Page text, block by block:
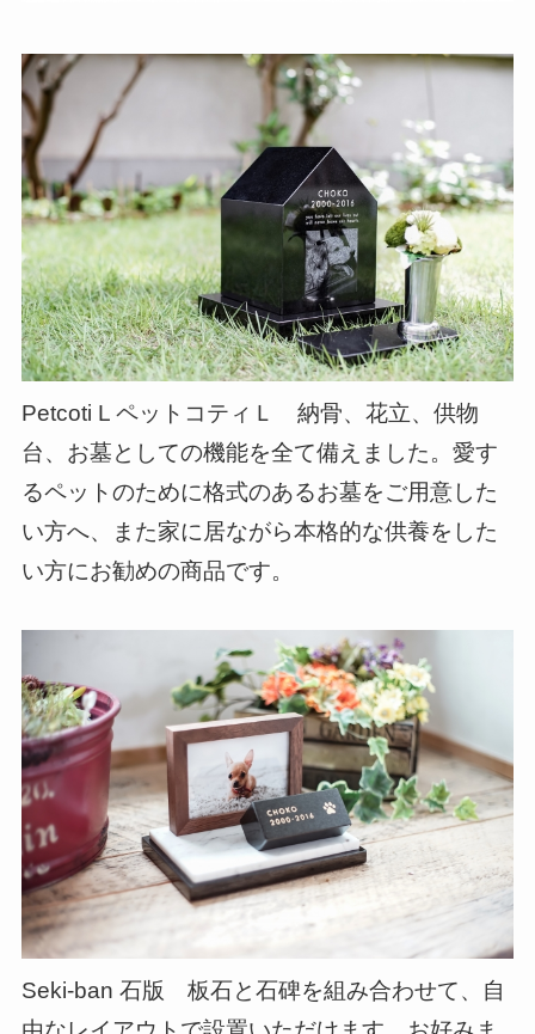
Petcoti L ペットコティＬ 納骨、花立、供物
台、お墓としての機能を全て備えました。愛す
るペットのために格式のあるお墓をご用意した
い方へ、また家に居ながら本格的な供養をした
い方にお勧めの商品です。
Seki-ban 石版 板石と石碑を組み合わせて、自